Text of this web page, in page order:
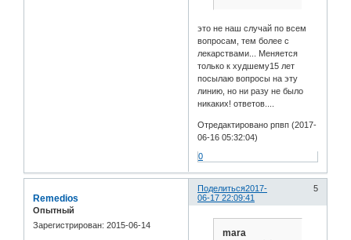
это не наш случай по всем
вопросам, тем более с
лекарствами... Меняется
только к худшему15 лет
посылаю вопросы на эту
линию, но ни разу не было
никаких! ответов....
Отредактировано рпвп (2017-
06-16 05:32:04)
0
Поделиться 5
2017-
06-17 22:09:41
Remedios
Опытный
Зарегистрирован: 2015-06-14
mara